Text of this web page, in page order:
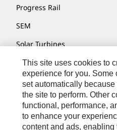
Progress Rail
SEM
Solar Turbines
SPM Oil & Gas
Turner Powertrain Systems
Contatti
This site uses cookies to
experience for you. Some
set automatically because
the site to perform. Other
functional, performance,
to enhance your
content and ads, enabling